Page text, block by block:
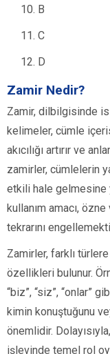
B
C
D
Zamir Nedir?
Zamir, dilbilgisinde
kelimeler, cümle
akıcılığı artırır ve
zamirler, cümlelerin
etkili hale gelmesine
kullanım amacı,
tekrarını
Zamirler, farklı
özellikleri bulunur.
“biz”, “siz”, “onlar”
kimin konuştuğunu
önemlidir.
işlevinde temel rol